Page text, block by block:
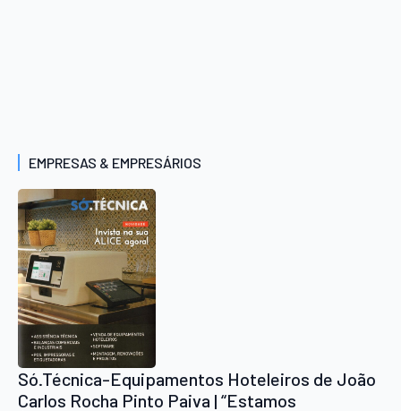
EMPRESAS & EMPRESÁRIOS
Só.Técnica-Equipamentos Hoteleiros de João
Carlos Rocha Pinto Paiva | “Estamos